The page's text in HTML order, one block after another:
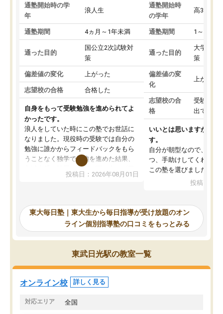
通塾開始時の学
年
浪人生
通塾期間 4ヵ月～1年未満
通った目的
国公立2次試験対
策
偏差値の変化 上がった
志望校の合格 合格した
自身をもって受験勉強を進められてよ
かったです。
浪人をしていた時にこの塾でお世話に
なりました。現役時の受験では自分の
勉強に誰かからフィードバックをもら
うことなく独学で勉強を進めた結果、
入試本番に地歴の学習が間に合わず不
合格となってしまいました。その経験
東大毎日塾にたどり着きました。学習
の長期計画や日々の勉強のやり方につ
いて客観的なアドバイスをいただけた
ので、自信をもって受験勉強を進める
ことができました。自分のように勉強
のやり方や進捗管理で苦労している方
には特におすすめしたい塾です。
投稿日：2026年08月01日
通塾開始時
の学年
高3
通塾期間 1～3ヵ月
通った目的
大学入学
策
偏差値の変
化
上がった
志望校の合
格
受験して
出ていな
いいとは思いますが、料
す。
自分が朝型なので、自習
つ、手助けしてくれる設
この塾を選びました。
投稿日：
東大毎日塾｜東大生から毎日指導が受け放題のオン
ライン個別指導塾の口コミをもっとみる
東武日光駅の教室一覧
オンライン校 詳しく見る
対応エリア 全国